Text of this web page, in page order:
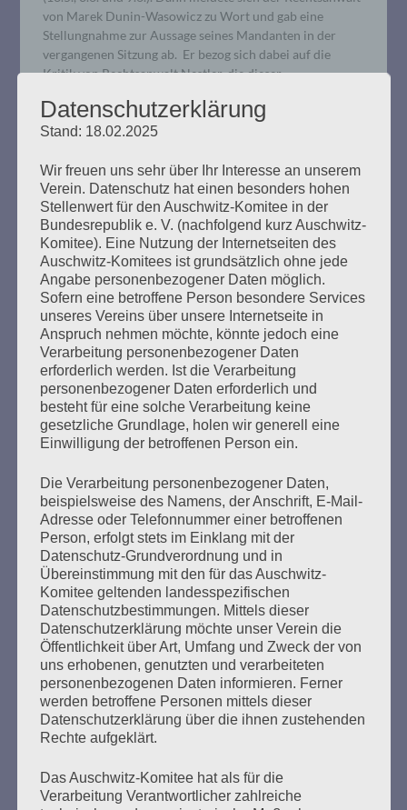
von Marek Dunin-Wasowicz zu Wort und gab eine
Stellungnahme zur Aussage seines Mandanten in der
vergangenen Sitzung ab. Er bezog sich dabei auf die
Kritik von Rechtsanwalt Nestler, die dieser…
Rechten Terror und Faschismus
bekämpfen. JETZT!
Erstellt am20. Februar 2020
Für eine solidarische Gesellschaft! Alle zusammen gegen
den Faschismus! Am Mittwochabend, 19. Februar 2020,
hat ein Neonazi in Hanau zehn Menschen ermordet. Das
ist der zweitgrößte rechte Terroranschlag in der
Geschichte der Bundesrepublik. In vielen Städten wird
heute mit spontanen Solidaritätskundgebungen der
Eigentlich ein Augenblick der Stille, des Trauerns…
mehr ...
Seitennummerierung
der
Beiträge
Zurück 24 Weiter
neue Wege gehen und immer und immer wieder
miteinander reden, über alles nachdenken und
Datenschutzerklärung
Stand: 18.02.2025
Wir freuen uns sehr über Ihr Interesse an unserem
Verein. Datenschutz hat einen besonders hohen
Stellenwert für den Auschwitz-Komitee in der
Bundesrepublik e. V. (nachfolgend kurz Auschwitz-
Komitee). Eine Nutzung der Internetseiten des
Auschwitz-Komitees ist grundsätzlich ohne jede
Angabe personenbezogener Daten möglich.
Sofern eine betroffene Person besondere Services
unseres Vereins über unsere Internetseite in
Anspruch nehmen möchte, könnte jedoch eine
Verarbeitung personenbezogener Daten
erforderlich werden. Ist die Verarbeitung
personenbezogener Daten erforderlich und
besteht für eine solche Verarbeitung keine
gesetzliche Grundlage, holen wir generell eine
Einwilligung der betroffenen Person ein.
Die Verarbeitung personenbezogener Daten,
beispielsweise des Namens, der Anschrift, E-Mail-
Adresse oder Telefonnummer einer betroffenen
Person, erfolgt stets im Einklang mit der
Datenschutz-Grundverordnung und in
Übereinstimmung mit den für das Auschwitz-
Komitee geltenden landesspezifischen
Datenschutzbestimmungen. Mittels dieser
Datenschutzerklärung möchte unser Verein die
Öffentlichkeit über Art, Umfang und Zweck der von
uns erhobenen, genutzten und verarbeiteten
personenbezogenen Daten informieren. Ferner
werden betroffene Personen mittels dieser
Datenschutzerklärung über die ihnen zustehenden
Rechte aufgeklärt.
Das Auschwitz-Komitee hat als für die
Verarbeitung Verantwortlicher zahlreiche